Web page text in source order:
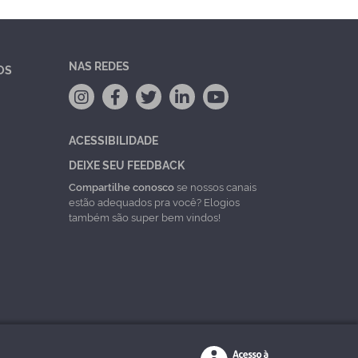
NAS REDES
ACESSIBILIDADE
DEIXE SEU FEEDBACK
Compartilhe conoscose nossos canais
estão adequados pra você? Elogios
também são super bem vindos!